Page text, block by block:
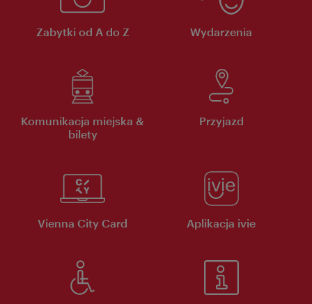
Zabytki od A do Z Wydarzenia
Komunikacja miejska &
bilety
Przyjazd
Vienna City Card Aplikacja ivie